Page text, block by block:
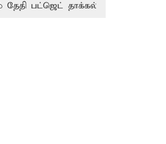
தாக்கல் செய்கிறார் முதல்-